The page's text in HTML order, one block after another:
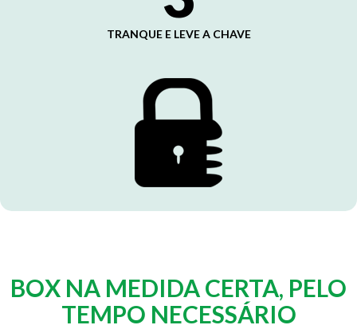
TRANQUE E LEVE A CHAVE
BOX NA MEDIDA CERTA, PELO
TEMPO NECESSÁRIO